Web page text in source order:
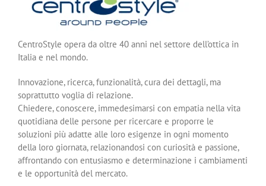
CentroStyle opera da oltre 40 anni nel settore dell’ottica in
Italia e nel mondo.
Innovazione, ricerca, funzionalità, cura dei dettagli, ma
soprattutto voglia di relazione.
Chiedere, conoscere, immedesimarsi con empatia nella vita
quotidiana delle persone per ricercare e proporre le
soluzioni più adatte alle loro esigenze in ogni momento
della loro giornata, relazionandosi con curiosità e passione,
affrontando con entusiasmo e determinazione i cambiamenti
e le opportunità del mercato.